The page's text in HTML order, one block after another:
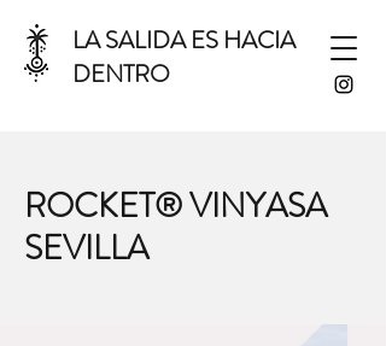
LA SALIDA ES HACIA
DENTRO
ROCKET® VINYASA
SEVILLA